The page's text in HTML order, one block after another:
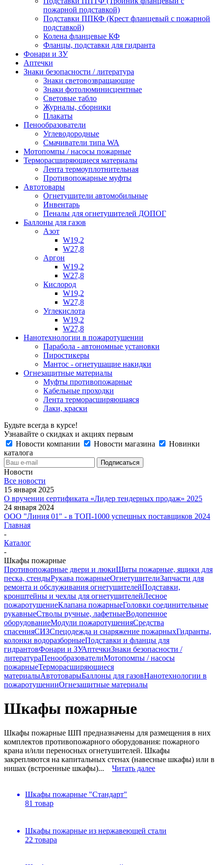
пожарной подставкой)
Подставки ППКФ (Крест фланцевый с пожарной
подставкой)
Колена фланцевые КФ
Фланцы, подставки для гидранта
Фонари и ЗУ
Аптечки
Знаки безопасности / литература
Знаки световозвращающие
Знаки фотолюминисцентные
Световые табло
Журналы, сборники
Плакаты
Пенообразователи
Углеводородные
Смачиватели типа WA
Мотопомпы / насосы пожарные
Терморасширяющиеся материалы
Лента термоуплотнительная
Противопожарные муфты
Автотовары
Огнетушители автомобильные
Инвентарь
Пеналы для огнетушителей ДОПОГ
Баллоны для газов
Азот
W19,2
W27,8
Аргон
W19,2
W27,8
Кислород
W19,2
W27,8
Углекислота
W19,2
W27,8
Нанотехнологии в пожаротушении
Парабола - автономные установки
Пиростикеры
Мантос - огнетушащие накидки
Огнезащитные материалы
Муфты противопожарные
Кабельные проходки
Лента терморасширяющаяся
Лаки, краски
Будьте всегда в курсе!
Узнавайте о скидках и акциях первым
Новости компании
Новости магазина
Новинки
каталога
Новости
Все новости
15 января 2025
О вручении сертификата «Лидер тендерных продаж» 2025
24 января 2024
ООО "Линия 01" - в ТОП-1000 успешных поставщиков 2024
Главная
-
Каталог
-
Шкафы пожарные
Противопожарные двери и люкиЩиты пожарные, ящики для
песка, стендыРукава пожарныеОгнетушителиЗапчасти для
ремонта и обслуживания огнетушителейПодставки,
кронштейны и чехлы для огнетушителейЛесное
пожаротушениеКлапана пожарныеГоловки соединительные
рукавныеСтволы ручные, лафетныеВодопенное
оборудованиеМодули пожаротушенияСредства
спасенияСИЗСпецодежда и снаряжение пожарныхГидранты,
колонки водоразборныеПодставки и фланцы для
гидрантовФонари и ЗУАптечкиЗнаки безопасности /
литератураПенообразователиМотопомпы / насосы
пожарныеТерморасширяющиеся
материалыАвтотоварыБаллоны для газовНанотехнологии в
пожаротушенииОгнезащитные материалы
Шкафы пожарные
Шкафы пожарные ШП предназначены для размещения в них
комплектов противопожарного оборудования: пожарного
крана и/или переносных огнетушителей. Шкафы
закрепляются на капитальных стенах (навесные шкафы) или в
нишах (встроенные шкафы)... Читать далее
Шкафы пожарные "Стандарт"
81 товар
Шкафы пожарные из нержавеющей стали
22 товара